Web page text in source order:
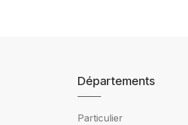
Départements
Particulier